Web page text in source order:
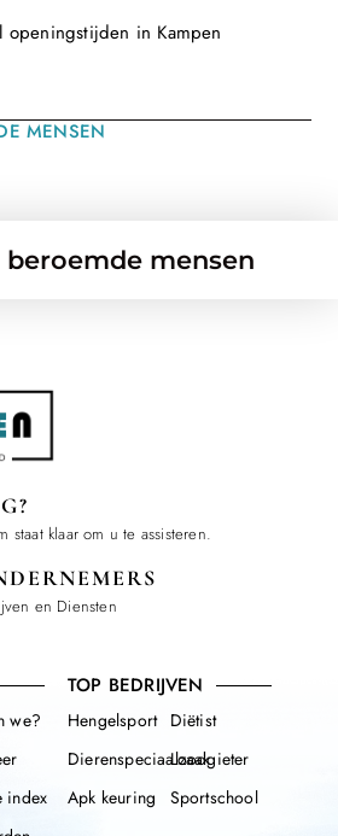
openingstijden in Kampen
MENSEN
beroemde mensen
staat klaar om u te assisteren.
en Diensten
we?
index
TOP BEDRIJVEN
Hengelsport
Dierenspeciaalzaak
Apk keuring
Diëtist
Loodgieter
Sportschool